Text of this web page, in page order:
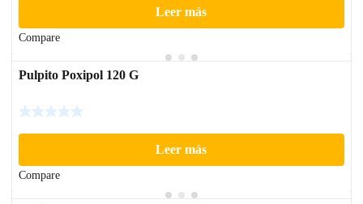
Leer más
Compare
Pulpito Poxipol 120 G
Leer más
Compare